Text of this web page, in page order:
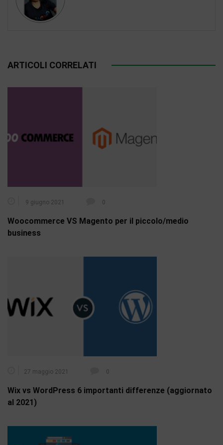
ARTICOLI CORRELATI
9 giugno 2021 0
Woocommerce VS Magento per il piccolo/medio
business
27 maggio 2021 0
Wix vs WordPress 6 importanti differenze (aggiornato
al 2021)